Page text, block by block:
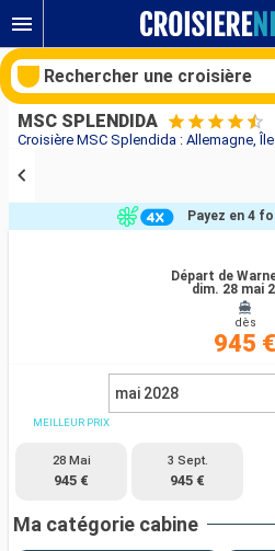
MSC SPLENDIDA
Départ de
dim. 28 mai
dès
945 €
Payez en 4
mai 2028
MEILLEUR PRIX
28 Mai
945 €
3 Sept.
945 €
Ma catégorie cabine
Rechercher une croisière